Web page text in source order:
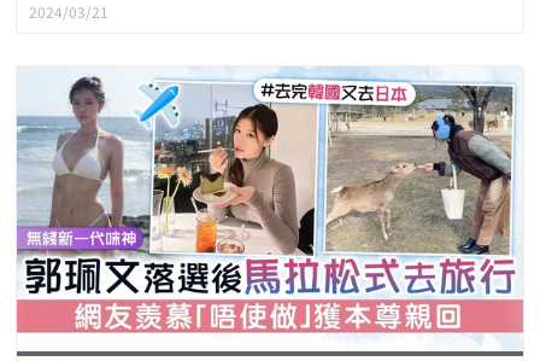
2024/03/21